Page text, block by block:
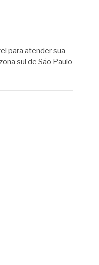
para atender sua
sul de São Paulo